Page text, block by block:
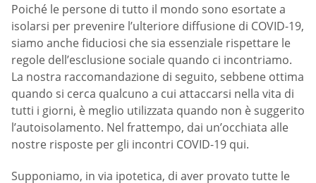
Poiché le persone di tutto il mondo sono esortate a
isolarsi per prevenire l’ulteriore diffusione di COVID-19,
siamo anche fiduciosi che sia essenziale rispettare le
regole dell’esclusione sociale quando ci incontriamo.
La nostra raccomandazione di seguito, sebbene ottima
quando si cerca qualcuno a cui attaccarsi nella vita di
tutti i giorni, è meglio utilizzata quando non è suggerito
l’autoisolamento. Nel frattempo, dai un’occhiata alle
nostre risposte per gli incontri COVID-19 qui.
Supponiamo, in via ipotetica, di aver provato tutte le